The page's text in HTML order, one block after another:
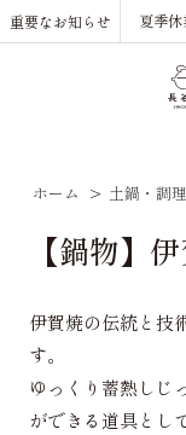
重要なお知らせ 夏季
ホーム > 土鍋・調
【鍋物】
伊賀焼の伝統と技
す。
ゆっくり蓄熱しじ
ができる道具とし